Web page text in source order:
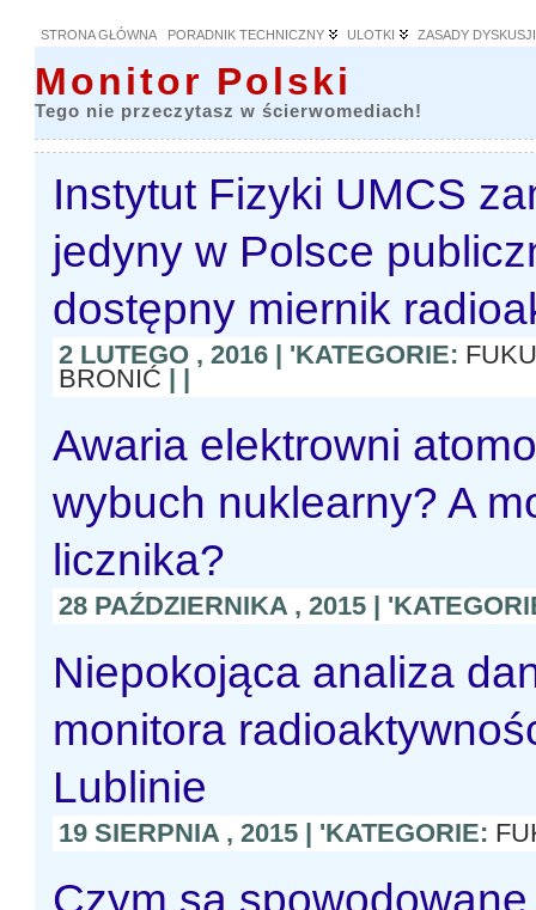
STRONA GŁÓWNA PORADNIK TECHNICZNY ULOTKI ZASADY DYSKUSJI
Monitor Polski
Tego nie przeczytasz w ścierwomediach!
Instytut Fizyki UMCS
jedyny w Polsce
dostępny miernik
2 LUTEGO , 2016 | 'KATEGORIE:
BRONIĆ | |
Awaria elektrowni
wybuch nuklearny? A
licznika?
28 PAŹDZIERNIKA , 2015 |
Niepokojąca analiza
monitora
Lublinie
19 SIERPNIA , 2015 | 'KATEGORIE:
Czym są